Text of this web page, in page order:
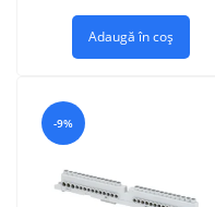
Adaugă în coș
-9%